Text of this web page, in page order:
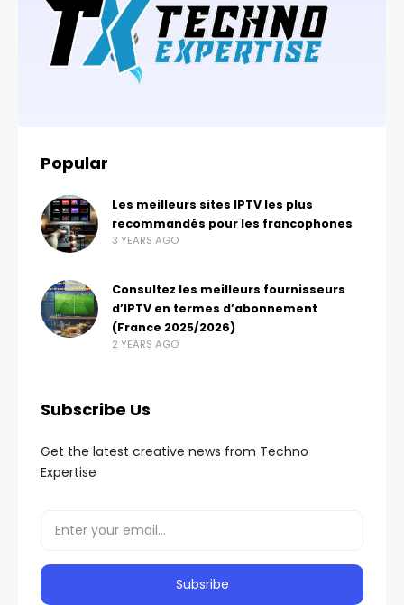
Popular
Les meilleurs sites IPTV les plus
recommandés pour les francophones
3 YEARS AGO
Consultez les meilleurs fournisseurs
d’IPTV en termes d’abonnement
(France 2025/2026)
2 YEARS AGO
Subscribe Us
Get the latest creative news from Techno
Expertise